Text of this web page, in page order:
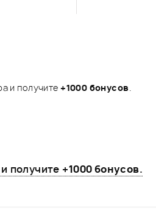
и получите+1000 бонусов.
получите +1000 бонусов.